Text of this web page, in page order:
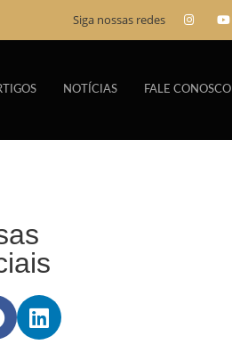
Siga nossas redes
NOTÍCIAS FALE CONOSCO